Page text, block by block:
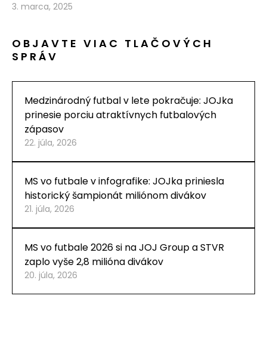
3. marca, 2025
OBJAVTE VIAC TLAČOVÝCH
SPRÁV
Medzinárodný futbal v lete pokračuje: JOJka
prinesie porciu atraktívnych futbalových
zápasov
22. júla, 2026
MS vo futbale v infografike: JOJka priniesla
historický šampionát miliónom divákov
21. júla, 2026
MS vo futbale 2026 si na JOJ Group a STVR
zaplo vyše 2,8 milióna divákov
20. júla, 2026